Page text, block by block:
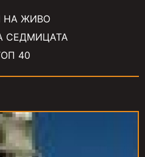
НА ЖИВО
СЕДМИЦАТА
40